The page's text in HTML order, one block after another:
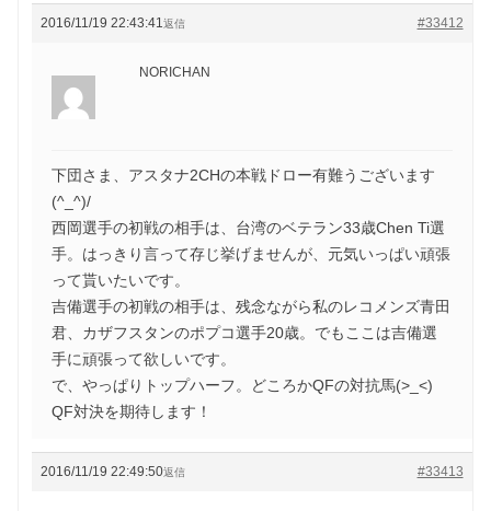
2016/11/19 22:43:41 #33412
返信
NORICHAN
下団さま、アスタナ2CHの本戦ドロー有難うございます
(^_^)/
西岡選手の初戦の相手は、台湾のベテラン33歳Chen Ti選
手。はっきり言って存じ挙げませんが、元気いっぱい頑張
って貰いたいです。
吉備選手の初戦の相手は、残念ながら私のレコメンズ青田
君、カザフスタンのポプコ選手20歳。でもここは吉備選
手に頑張って欲しいです。
で、やっぱりトップハーフ。どころかQFの対抗馬(>_<)
QF対決を期待します！
2016/11/19 22:49:50 #33413
返信